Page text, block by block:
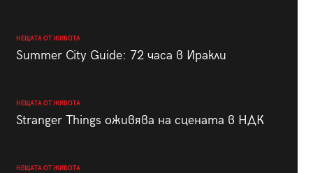
НЕЩАТА ОТ ЖИВОТА
Summer City Guide: 72 часа в Иракли
НЕЩАТА ОТ ЖИВОТА
Stranger Things оживява на сцената в НДК
НЕЩАТА ОТ ЖИВОТА